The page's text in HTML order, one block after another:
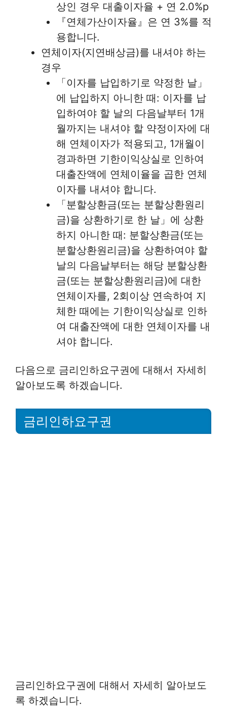
상인 경우 대출이자율 + 연 2.0%p
『연체가산이자율』은 연 3%를 적
용합니다.
연체이자(지연배상금)를 내셔야 하는
경우
「이자를 납입하기로 약정한 날」
에 납입하지 아니한 때: 이자를 납
입하여야 할 날의 다음날부터 1개
월까지는 내셔야 할 약정이자에 대
해 연체이자가 적용되고, 1개월이
경과하면 기한이익상실로 인하여
대출잔액에 연체이율을 곱한 연체
이자를 내셔야 합니다.
「분할상환금(또는 분할상환원리
금)을 상환하기로 한 날」에 상환
하지 아니한 때: 분할상환금(또는
분할상환원리금)을 상환하여야 할
날의 다음날부터는 해당 분할상환
금(또는 분할상환원리금)에 대한
연체이자를, 2회이상 연속하여 지
체한 때에는 기한이익상실로 인하
여 대출잔액에 대한 연체이자를 내
셔야 합니다.
다음으로 금리인하요구권에 대해서 자세히
알아보도록 하겠습니다.
금리인하요구권
금리인하요구권에 대해서 자세히 알아보도
록 하겠습니다.